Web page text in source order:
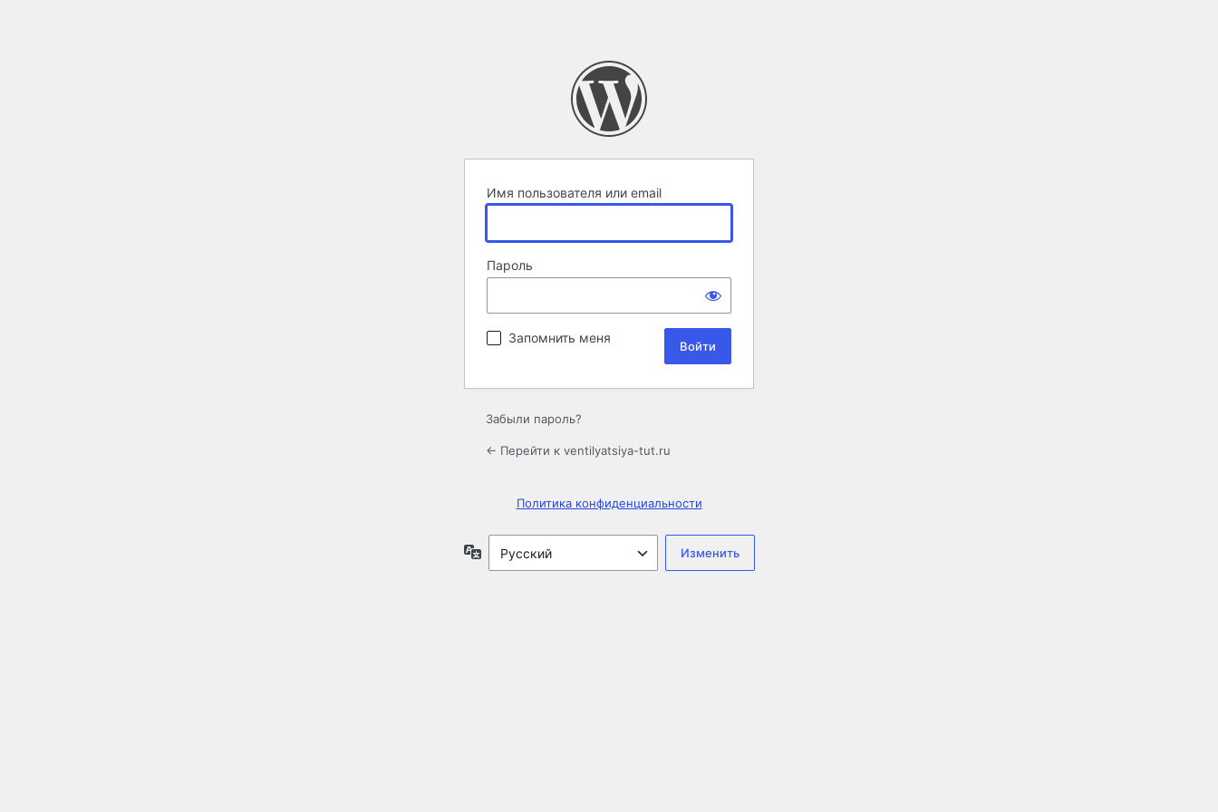
Имя пользователя или email
Пароль
Запомнить меня
Забыли пароль?
← Перейти к ventilyatsiya-tut.ru
Политика конфиденциальности
Язык